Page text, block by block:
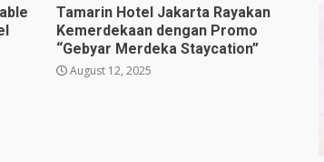
Tamarin Hotel Jakarta Rayakan
Kemerdekaan dengan Promo
“Gebyar Merdeka Staycation”
August 12, 2025